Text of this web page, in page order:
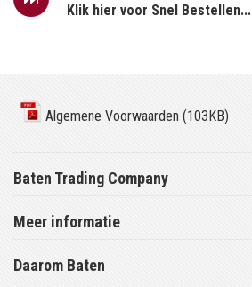
Klik hier voor Snel Bestellen...
Algemene Voorwaarden (103KB)
Baten Trading Company
Meer informatie
Daarom Baten